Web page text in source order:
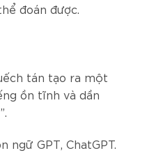
đoán được.
tán tạo ra một
ồn tĩnh và dần
GPT, ChatGPT.